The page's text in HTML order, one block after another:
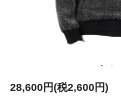
28,600円(税2,600円)